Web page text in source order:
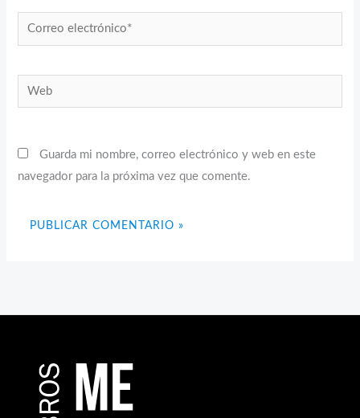
Correo
electrónico*
Web
Guarda mi nombre, correo electrónico y web en este
navegador para la próxima vez que comente.